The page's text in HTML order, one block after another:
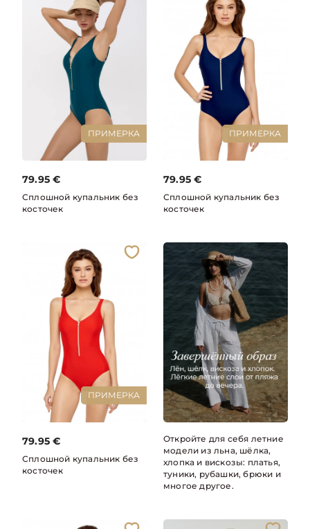
ПРИМЕРКА
79.95 €
Сплошной купальник без
косточек
ПРИМЕРКА
79.95 €
Сплошной купальник без
косточек
ПРИМЕРКА
79.95 €
Сплошной купальник без
косточек
Откройте для себя летние
модели из льна, шёлка,
хлопка и вискозы: платья,
туники, рубашки, брюки и
многое другое.